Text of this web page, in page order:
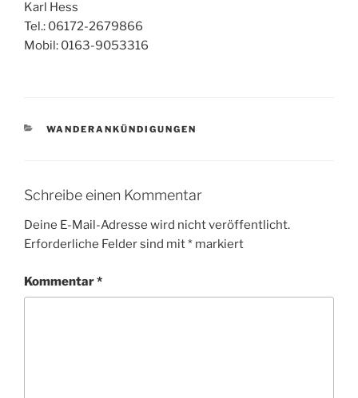
Karl Hess
Tel.: 06172-2679866
Mobil: 0163-9053316
KATEGORIEN
WANDERANKÜNDIGUNGEN
Schreibe einen Kommentar
Deine E-Mail-Adresse wird nicht veröffentlicht.
Erforderliche Felder sind mit* markiert
Kommentar*